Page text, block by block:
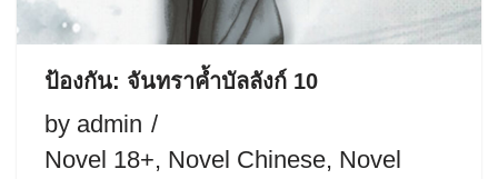
ป้องกัน: จันทราค้ำบัลลังก์ 10
by admin
Novel 18+, Novel Chinese, Novel